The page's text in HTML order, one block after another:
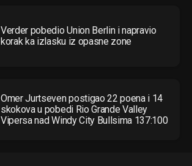
Verder pobedio Union Berlin i napravio
korak ka izlasku iz opasne zone
Omer Jurtseven postigao 22 poena i 14
skokova u pobedi Rio Grande Valley
Vipersa nad Windy City Bullsima 137:100